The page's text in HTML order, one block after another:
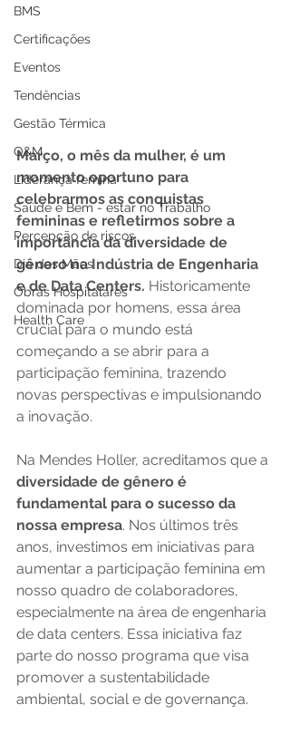
BMS
Certificações
Eventos
Tendências
Gestão Térmica
O&M
Liderança femina
Saúde e Bem - estar no Trabalho
Percepção de riscos
Dia das Mães
Obras Hospitalares
Health Care
Março, o mês da mulher, é um
momento oportuno para
celebrarmos as conquistas
femininas e refletirmos sobre a
importância da diversidade de
gênero na Indústria de Engenharia
e de Data Centers. Historicamente
dominada por homens, essa área
crucial para o mundo está
começando a se abrir para a
participação feminina, trazendo
novas perspectivas e impulsionando
a inovação.
Na Mendes Holler, acreditamos que a
diversidade de gênero é
fundamental para o sucesso da
nossa empresa. Nos últimos três
anos, investimos em iniciativas para
aumentar a participação feminina em
nosso quadro de colaboradores,
especialmente na área de engenharia
de data centers. Essa iniciativa faz
parte do nosso programa que visa
promover a sustentabilidade
ambiental, social e de governança.